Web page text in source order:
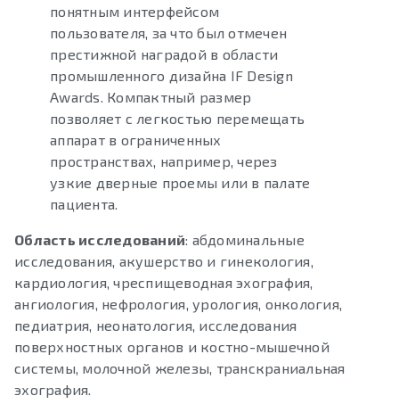
понятным интерфейсом
пользователя, за что был отмечен
престижной наградой в области
промышленного дизайна IF Design
Awards. Компактный размер
позволяет с легкостью перемещать
аппарат в ограниченных
пространствах, например, через
узкие дверные проемы или в палате
пациента.
Область исследований: абдоминальные
исследования, акушерство и гинекология,
кардиология, чреспищеводная эхография,
ангиология, нефрология, урология, онкология,
педиатрия, неонатология, исследования
поверхностных органов и костно-мышечной
системы, молочной железы, транскраниальная
эхография.